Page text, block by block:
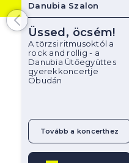
Danubia Szalon
Üssed, öcsém!
A törzsi ritmusoktól a
rock and rollig - a
Danubia Ütőegyüttes
gyerekkoncertje
Óbudán
Tovább a koncerthez